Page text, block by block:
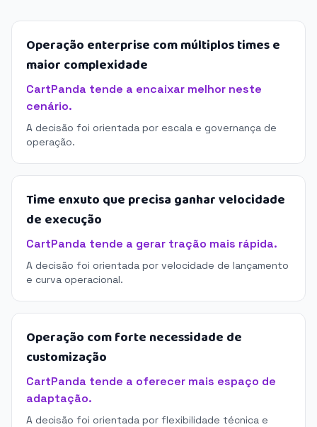
Operação enterprise com múltiplos times e
maior complexidade
CartPanda tende a encaixar melhor neste
cenário.
A decisão foi orientada por escala e governança de
operação.
Time enxuto que precisa ganhar velocidade
de execução
CartPanda tende a gerar tração mais rápida.
A decisão foi orientada por velocidade de lançamento
e curva operacional.
Operação com forte necessidade de
customização
CartPanda tende a oferecer mais espaço de
adaptação.
A decisão foi orientada por flexibilidade técnica e